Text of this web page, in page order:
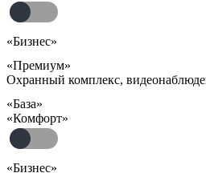
«Бизнес»
«Премиум»
Охранный комплекс,
«База»
«Комфорт»
«Бизнес»